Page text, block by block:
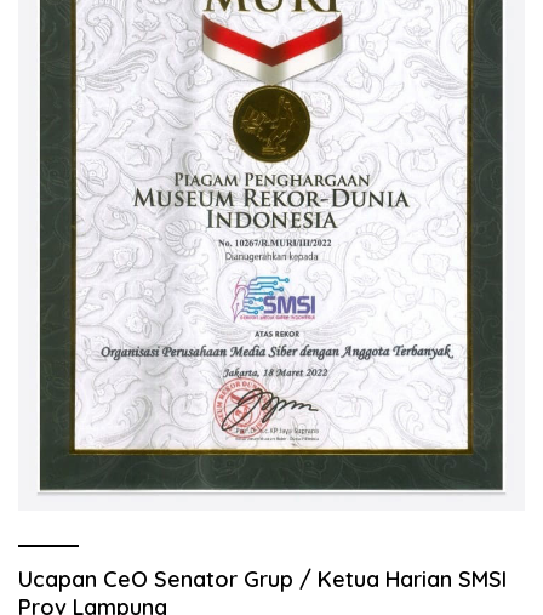
Ucapan CeO Senator Grup / Ketua Harian SMSI
Prov Lampung